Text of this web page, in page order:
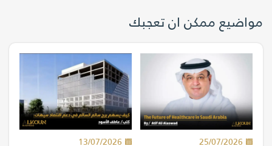
مواضيع ممكن ان تعجبك
25/07/2026
13/07/2026